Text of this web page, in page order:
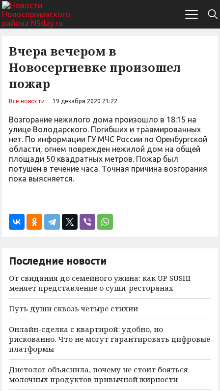
Вчера вечером в
Новосергиевке произошел
пожар
Все новости 19 декабря 2020 21:22
Возгорание нежилого дома произошло в 18:15 на
улице Володарского. Погибших и травмированных
нет. По информации ГУ МЧС России по Оренбургской
области, огнем поврежден нежилой дом на общей
площади 50 квадратных метров. Пожар был
потушен в течение часа. Точная причина возгорания
пока выясняется.
Последние новости
От свидания до семейного ужина: как UP SUSHI
меняет представление о суши-ресторанах
Путь души сквозь четыре стихии
Онлайн-сделка с квартирой: удобно, но
рискованно. Что не могут гарантировать цифровые
платформы
Диетолог объяснила, почему не стоит бояться
молочных продуктов привычной жирности